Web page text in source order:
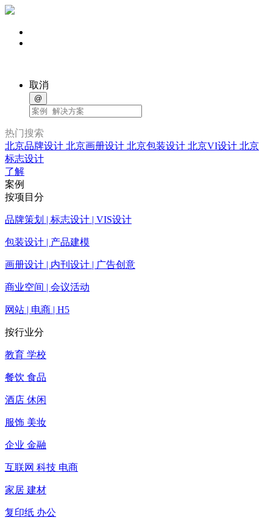
取消
@
热门搜索
北京品牌设计 北京画册设计 北京包装设计 北京VI设计 北京
标志设计
了解
案例
按项目分
品牌策划 | 标志设计 | VIS设计
包装设计 | 产品建模
画册设计 | 内刊设计 | 广告创意
商业空间 | 会议活动
网站 | 电商 | H5
按行业分
教育 学校
餐饮 食品
酒店 休闲
服饰 美妆
企业 金融
互联网 科技 电商
家居 建材
复印纸 办公